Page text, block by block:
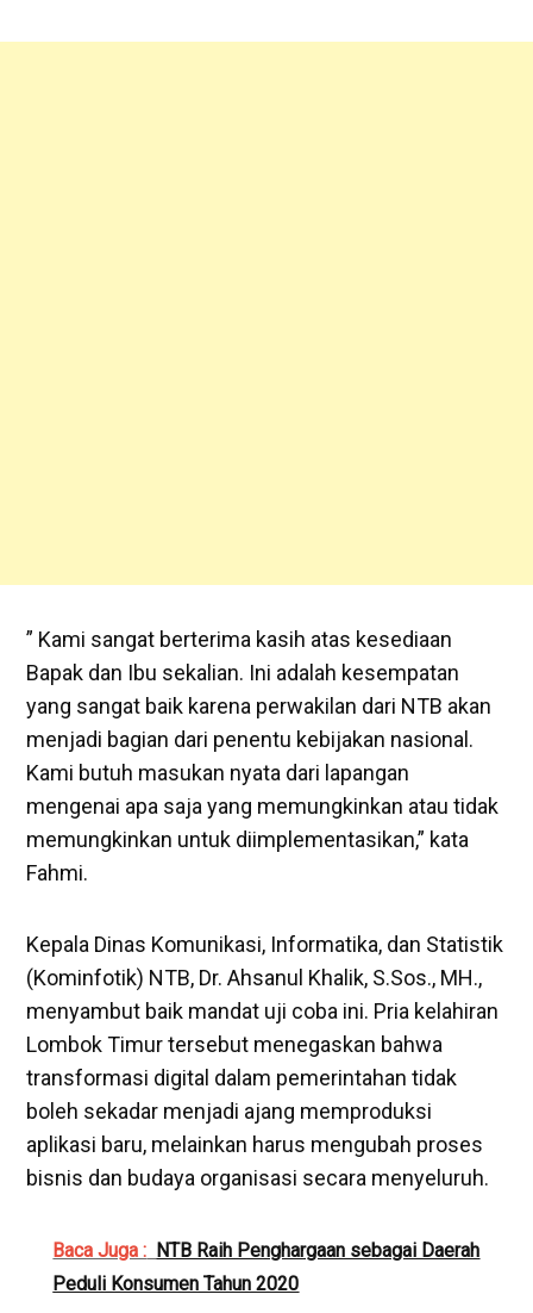
​” Kami sangat berterima kasih atas kesediaan
Bapak dan Ibu sekalian. Ini adalah kesempatan
yang sangat baik karena perwakilan dari NTB akan
menjadi bagian dari penentu kebijakan nasional.
Kami butuh masukan nyata dari lapangan
mengenai apa saja yang memungkinkan atau tidak
memungkinkan untuk diimplementasikan,” kata
Fahmi.
​Kepala Dinas Komunikasi, Informatika, dan Statistik
(Kominfotik) NTB, Dr. Ahsanul Khalik, S.Sos., MH.,
menyambut baik mandat uji coba ini. Pria kelahiran
Lombok Timur tersebut menegaskan bahwa
transformasi digital dalam pemerintahan tidak
boleh sekadar menjadi ajang memproduksi
aplikasi baru, melainkan harus mengubah proses
bisnis dan budaya organisasi secara menyeluruh.
Baca Juga : NTB Raih Penghargaan sebagai Daerah
Peduli Konsumen Tahun 2020